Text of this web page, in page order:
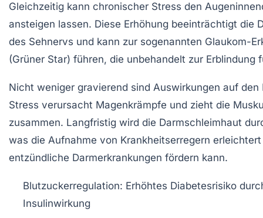
Gleichzeitig kann chronischer Stress den
ansteigen lassen. Diese Erhöhung beeinträchtigt die
des Sehnervs und kann zur sogenannten Glaukom-
(Grüner Star) führen, die unbehandelt zur Erblindung
Nicht weniger gravierend sind Auswirkungen auf den
Stress verursacht Magenkrämpfe und zieht die
zusammen. Langfristig wird die Darmschleimhaut
was die Aufnahme von Krankheitserregern
entzündliche Darmerkrankungen fördern kann.
Blutzuckerregulation: Erhöhtes Diabetesrisiko
Insulinwirkung